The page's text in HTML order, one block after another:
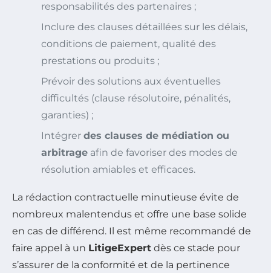
responsabilités des partenaires ;
Inclure des clauses détaillées sur les délais,
conditions de paiement, qualité des
prestations ou produits ;
Prévoir des solutions aux éventuelles
difficultés (clause résolutoire, pénalités,
garanties) ;
Intégrer des clauses de médiation ou
arbitrage afin de favoriser des modes de
résolution amiables et efficaces.
La rédaction contractuelle minutieuse évite de
nombreux malentendus et offre une base solide
en cas de différend. Il est même recommandé de
faire appel à un LitigeExpert dès ce stade pour
s’assurer de la conformité et de la pertinence